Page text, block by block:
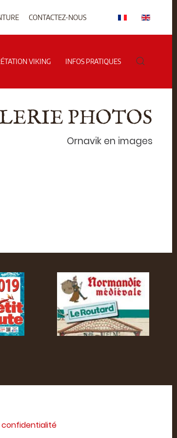
CONTACTEZ-NOUS
VIKING INFOS PRATIQUES
PHOTOS
Ornavik en images
confidentialité